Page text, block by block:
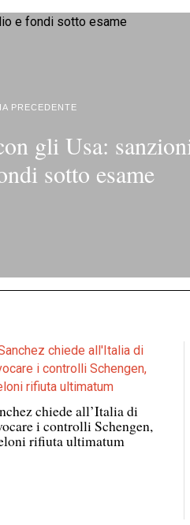
PRECEDENTE
gli Usa:
sotto esame
chiede all’Italia di
i controlli Schengen,
rifiuta ultimatum